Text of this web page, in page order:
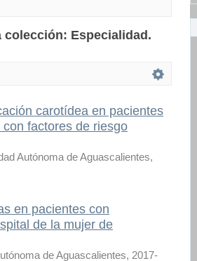
colección: Especialidad.
carotídea en pacientes
factores de riesgo
Autónoma de Aguascalientes,
en pacientes con
de la mujer de
de Aguascalientes, 2017-